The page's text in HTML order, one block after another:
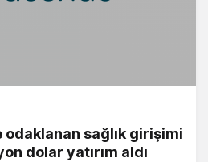
sağlık girişimi
dolar yatırım aldı